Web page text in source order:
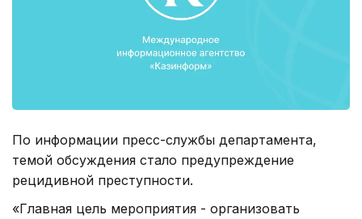
По информации пресс-службы департамента,
темой обсуждения стало предупреждение
рецидивной преступности.
«Главная цель мероприятия - организовать